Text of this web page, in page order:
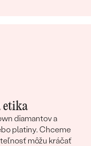
etika
diamantov a
platiny. Chceme
môžu kráčať